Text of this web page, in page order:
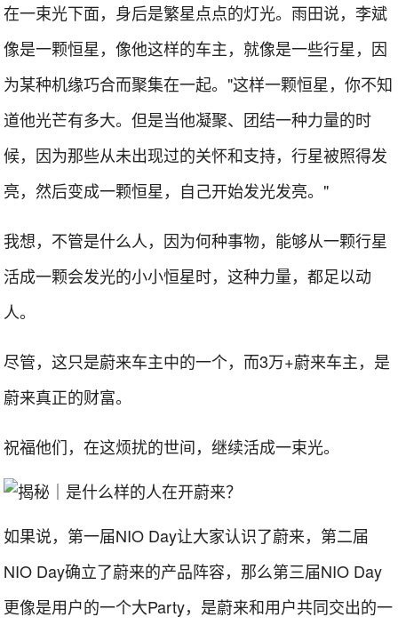
在一束光下面，身后是繁星点点的灯光。雨田说，李斌
像是一颗恒星，像他这样的车主，就像是一些行星，因
为某种机缘巧合而聚集在一起。"这样一颗恒星，你不知
道他光芒有多大。但是当他凝聚、团结一种力量的时
候，因为那些从未出现过的关怀和支持，行星被照得发
亮，然后变成一颗恒星，自己开始发光发亮。"
我想，不管是什么人，因为何种事物，能够从一颗行星
活成一颗会发光的小小恒星时，这种力量，都足以动
人。
尽管，这只是蔚来车主中的一个，而3万+蔚来车主，是
蔚来真正的财富。
祝福他们，在这烦扰的世间，继续活成一束光。
如果说，第一届NIO Day让大家认识了蔚来，第二届
NIO Day确立了蔚来的产品阵容，那么第三届NIO Day
更像是用户的一个大Party，是蔚来和用户共同交出的一